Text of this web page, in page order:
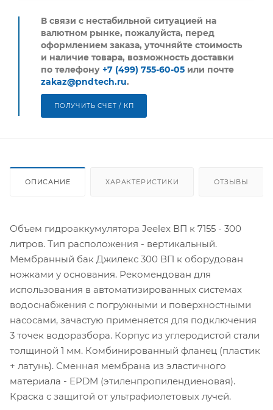
В связи с нестабильной ситуацией на
валютном рынке, пожалуйста, перед
оформлением заказа, уточняйте стоимость
и наличие товара, возможность доставки
по телефону +7 (499) 755-60-05 или почте
zakaz@pndtech.ru.
ПОЛУЧИТЬ СЧЕТ / КП
ОПИСАНИЕ ХАРАКТЕРИСТИКИ ОТЗЫВЫ
Объем гидроаккумулятора Jeelex ВП к 7155 - 300
литров. Тип расположения - вертикальный.
Мембранный бак Джилекс 300 ВП к оборудован
ножками у основания. Рекомендован для
использования в автоматизированных системах
водоснабжения с погружными и поверхностными
насосами, зачастую применяется для подключения
3 точек водоразбора. Корпус из углеродистой стали
толщиной 1 мм. Комбинированный фланец (пластик
+ латунь). Сменная мембрана из эластичного
материала - EPDM (этиленпропилендиеновая).
Краска с защитой от ультрафиолетовых лучей.